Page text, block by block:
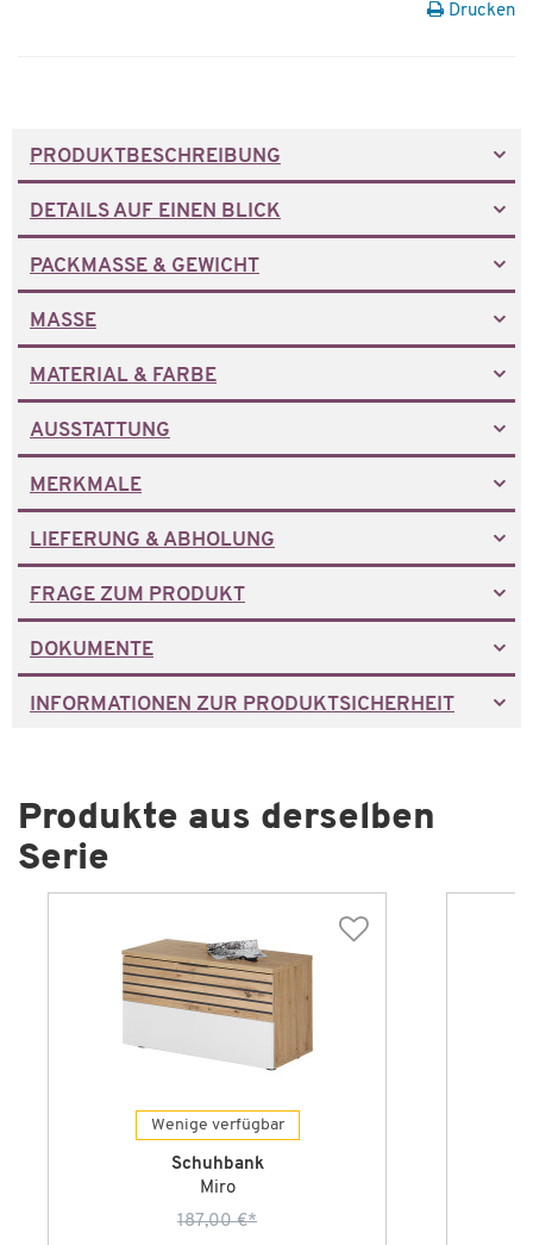
Drucken
PRODUKTBESCHREIBUNG
DETAILS AUF EINEN BLICK
PACKMASSE & GEWICHT
MASSE
MATERIAL & FARBE
AUSSTATTUNG
MERKMALE
LIEFERUNG & ABHOLUNG
FRAGE ZUM PRODUKT
DOKUMENTE
INFORMATIONEN ZUR PRODUKTSICHERHEIT
Produkte aus derselben
Serie
Wenige verfügbar
Schuhbank
Miro
187,00 €*